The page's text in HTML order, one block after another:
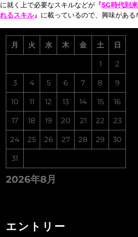
に就く上で必要なスキルなどが 『5G時代到
れるスキル』 に載っているので、興味がある
2026年8月
月 火 水 木 金 土 日
1 2
3 4 5 6 7 8 9
10 11 12 13 14 15 16
17 18 19 20 21 22 23
24 25 26 27 28 29 30
31
エントリー